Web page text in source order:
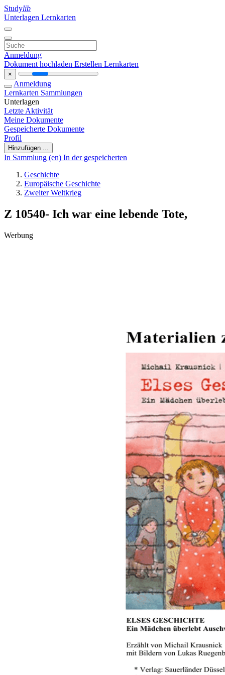
Studylib
Unterlagen Lernkarten
Anmeldung
Dokument hochladen Erstellen Lernkarten
×
Anmeldung
Lernkarten Sammlungen
Unterlagen
Letzte Aktivität
Meine Dokumente
Gespeicherte Dokumente
Profil
Hinzufügen ...
In Sammlung (en) In der gespeicherten
Geschichte
Europäische Geschichte
Zweiter Weltkrieg
Z 10540- Ich war eine lebende Tote,
Werbung